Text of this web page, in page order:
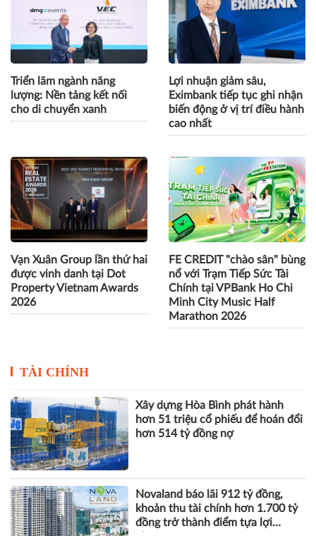
Triển lãm ngành năng
lượng: Nền tảng kết nối
cho di chuyển xanh
Lợi nhuận giảm sâu,
Eximbank tiếp tục ghi nhận
biến động ở vị trí điều hành
cao nhất
Vạn Xuân Group lần thứ hai
được vinh danh tại Dot
Property Vietnam Awards
2026
FE CREDIT "chào sân" bùng
nổ với Trạm Tiếp Sức Tài
Chính tại VPBank Ho Chi
Minh City Music Half
Marathon 2026
TÀI CHÍNH
Xây dựng Hòa Bình phát hành
hơn 51 triệu cổ phiếu để hoán đổi
hơn 514 tỷ đồng nợ
Novaland báo lãi 912 tỷ đồng,
khoản thu tài chính hơn 1.700 tỷ
đồng trở thành điểm tựa lợi